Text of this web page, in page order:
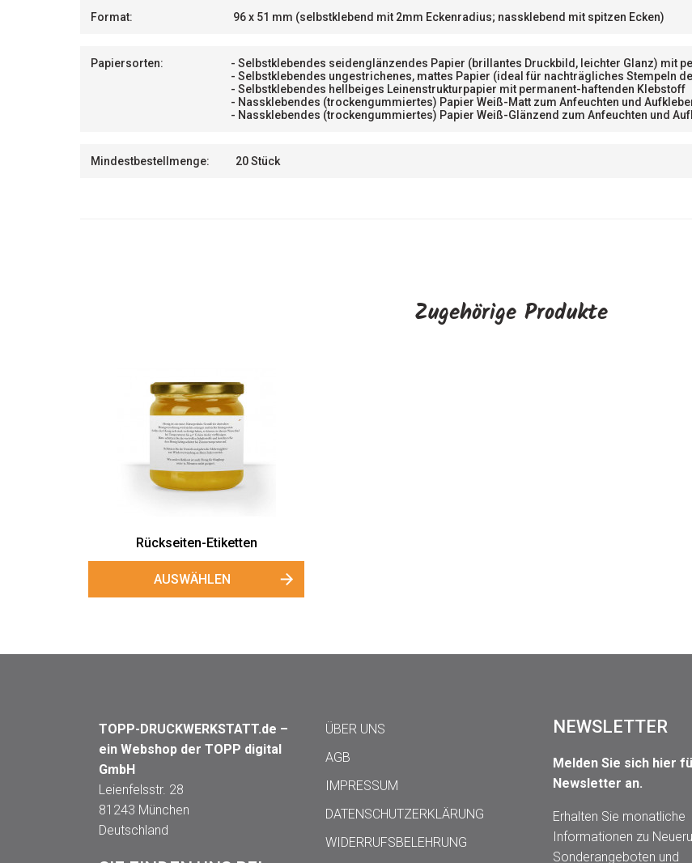
Format: 96 x 51 mm (selbstklebend mit 2mm Eckenradius; nassklebend mit spitzen Ecken)
Papiersorten:
- Selbstklebendes seidenglänzendes Papier (brillantes Druckbild, leichter Glanz) mit
- Selbstklebendes ungestrichenes, mattes Papier (ideal für nachträgliches Stempeln
- Selbstklebendes hellbeiges Leinenstrukturpapier mit permanent-haftenden Klebstoff
- Nassklebendes (trockengummiertes) Papier Weiß-Matt zum Anfeuchten und
- Nassklebendes (trockengummiertes) Papier Weiß-Glänzend zum Anfeuchten und
Mindestbestellmenge: 20 Stück
Zugehörige Produkte
Rückseiten-Etiketten
AUSWÄHLEN
TOPP-DRUCKWERKSTATT.de –
ein Webshop der TOPP digital
GmbH
Leienfelsstr. 28
81243 München
Deutschland
ÜBER UNS
AGB
IMPRESSUM
DATENSCHUTZERKLÄRUNG
WIDERRUFSBELEHRUNG
NEWSLETTER
Melden Sie sich hier
Newsletter an.
Erhalten Sie monatliche
Informationen zu
Sonderangeboten und